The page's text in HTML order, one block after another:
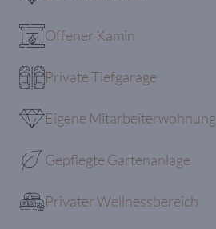
Offener Kamin
Private Tiefgarage
Eigene Mitarbeiterwohnung
Gepflegte Gartenanlage
Privater Wellnessbereich